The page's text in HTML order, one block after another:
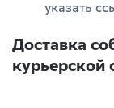
указать
Доставка
курьерской